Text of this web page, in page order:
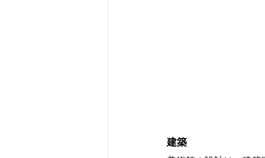
建築